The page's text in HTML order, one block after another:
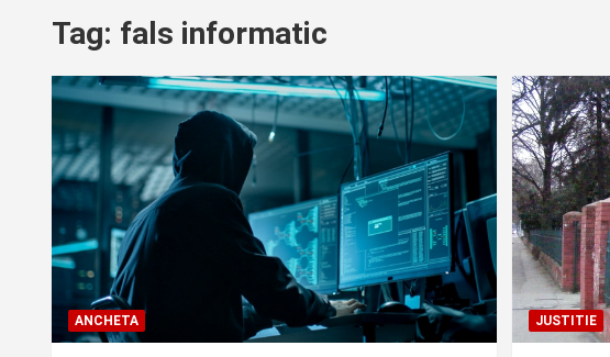
Tag: fals informatic
ANCHETA JUSTITIE